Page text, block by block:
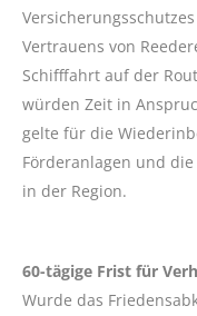
Vertrauens von
Schifffahrt auf der
würden Zeit in
gelte für die
Förderanlagen und
in der Region.
60-tägige Frist für
Wurde das